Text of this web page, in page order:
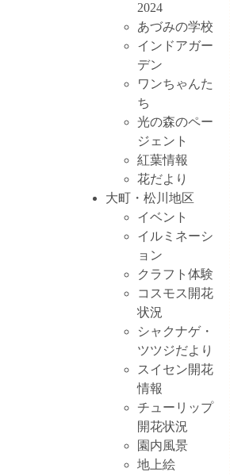
2024
あづみの学校
インドアガー
デン
ワンちゃんた
ち
光の森のペー
ジェント
紅葉情報
花だより
大町・松川地区
イベント
イルミネーシ
ョン
クラフト体験
コスモス開花
状況
シャクナゲ・
ツツジだより
スイセン開花
情報
チューリップ
開花状況
園内風景
地上絵